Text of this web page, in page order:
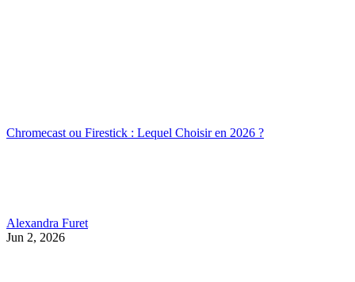
Chromecast ou Firestick : Lequel Choisir en 2026 ?
Alexandra Furet
Jun 2, 2026